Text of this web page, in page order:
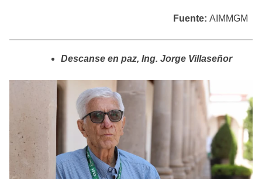
Fuente: AIMMGM
Descanse en paz, Ing. Jorge Villaseñor